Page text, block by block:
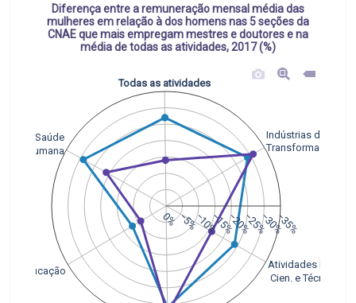
Diferença entre a remuneração mensal média das
mulheres em relação à dos homens nas 5 seções da
CNAE que mais empregam mestres e doutores e na
média de todas as atividades, 2017 (%)
Todas as atividades
Saúde
Humana
Educação
Atividades Prof.,
Cien. e Técnicas
Indústrias de
Transformação
0%−5%−10%−15%−20%−25%−30%−35%